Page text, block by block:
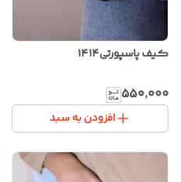
کیف پاسپورتی۱۴۱۴
۵۵۰٬۰۰۰
افزودن به سبد